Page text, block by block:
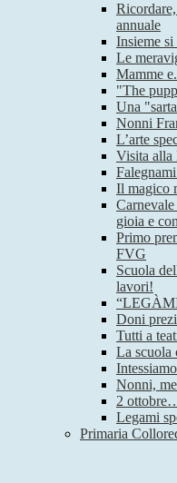
annuale
Insieme
Le
Mamme
"The
Una
Nonni
L’arte
Visita alla
Il magico
gioia e
Primo
FVG
Scuola
lavori!
Doni
Tutti a
La scuola
Nonni,
2
Legami
Primaria